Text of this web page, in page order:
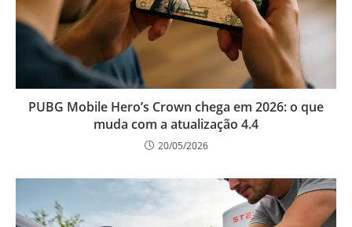
PUBG Mobile Hero’s Crown chega em 2026: o que
muda com a atualização 4.4
20/05/2026